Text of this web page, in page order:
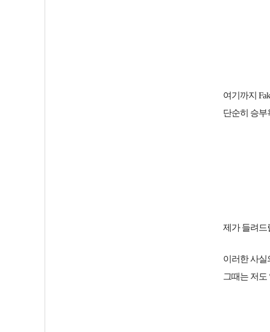
여기까지
단순히 승부
제가 들려드
이러한 사실
그때는 저